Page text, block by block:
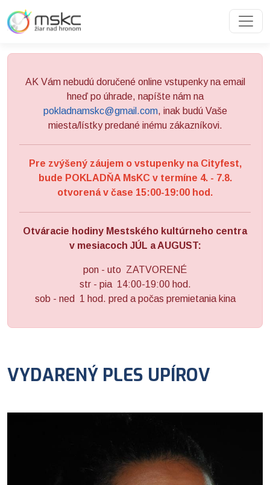
AK Vám nebudú doručené online vstupenky na email
hneď po úhrade, napíšte nám na
pokladnamskc@gmail.com, inak budú Vaše
miesta/lístky predané inému zákazníkovi.
Pre zvýšený záujem o vstupenky na Cityfest,
bude POKLADŇA MsKC v termíne 4. - 7.8.
otvorená v čase 15:00-19:00 hod.
Otváracie hodiny Mestského kultúrneho centra
v mesiacoch JÚL a AUGUST:
pon - uto ZATVORENÉ
str - pia 14:00-19:00 hod.
sob - ned 1 hod. pred a počas premietania kina
VYDARENÝ PLES UPÍROV